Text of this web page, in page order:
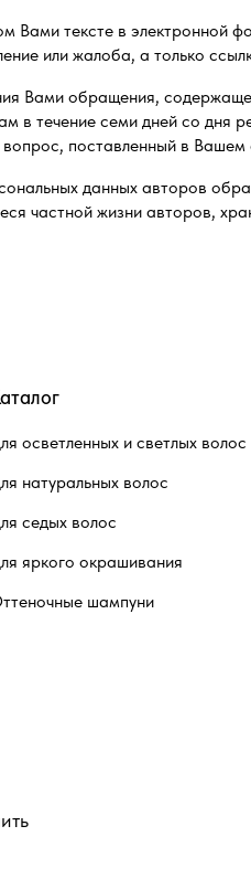
Вами тексте в электронной
или жалоба, а только
Вами обращения,
в течение семи дней со дня
поставленный в
данных авторов
частной жизни авторов,
осветленных и светлых волос
натуральных волос
седых волос
яркого окрашивания
шампуни